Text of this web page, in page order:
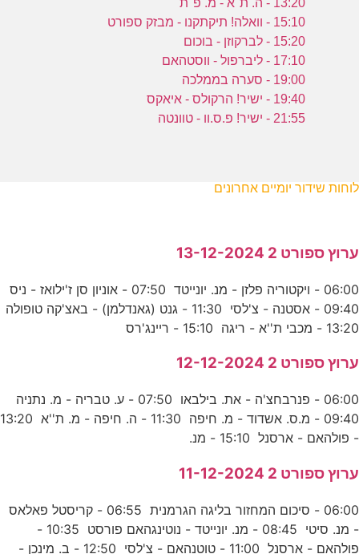
13:20 - ה. ת''א - מ. פ''ת
15:10 - וואלה! תיקתקנו - מבזק ספורט
15:20 - לברקוזן - בוכום
17:10 - ליברפול - ווסטהאם
19:00 - סערה בממלכה
19:40 - ישיר! הרקולס - איאקס
21:55 - ישיר! פ.ס.וו - טוונטה
לוחות שידור יומיים אחרונים
ערוץ ספורט 2 13-12-2024
06:00 - ויקטוריה פלזן - מנ. יונייטד 07:50 - אוניון סן ז'ילואז - ניס
09:40 - אסטנה - צ'לסי 11:30 - גנט (גאנדלמן) - באצ'קה טופולה
13:20 - מכבי ת''א - ריגה 15:10 - ריינג'רס
ערוץ ספורט 2 12-12-2024
06:00 - פנרבחצ'ה - את. בילבאו 07:50 - ע. טבריה - מ. נתניה
09:40 - מ.ס. אשדוד - מ. חיפה 11:30 - ה. חיפה - מ. ת''א 13:20
- פולהאם - ארסנל 15:10 - מנ.
ערוץ ספורט 2 11-12-2024
06:00 - סיכום המחזור בליגה הגרמנית 06:55 - קריסטל פאלאס
- מנ. סיטי 08:45 - מנ. יונייטד - נוטינגהאם פורסט 10:35 -
פולהאם - ארסנל 11:00 - טוטנהאם - צ'לסי 12:50 - ב. מינכן -